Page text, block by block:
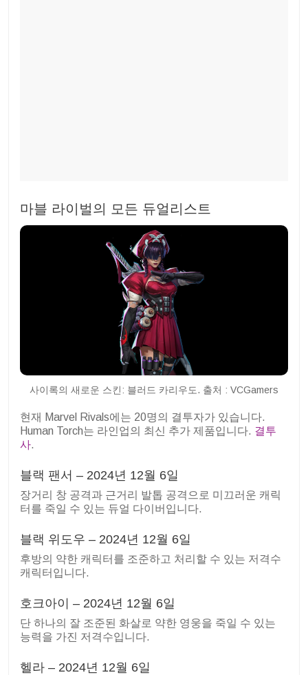
마블 라이벌의 모든 듀얼리스트
사이록의 새로운 스킨: 블러드 카리우도. 출처 : VCGamers
현재 Marvel Rivals에는 20명의 결투자가 있습니다.
Human Torch는 라인업의 최신 추가 제품입니다. 결투
사.
블랙 팬서 – 2024년 12월 6일
장거리 창 공격과 근거리 발톱 공격으로 미끄러운 캐릭
터를 죽일 수 있는 듀얼 다이버입니다.
블랙 위도우 – 2024년 12월 6일
후방의 약한 캐릭터를 조준하고 처리할 수 있는 저격수
캐릭터입니다.
호크아이 – 2024년 12월 6일
단 하나의 잘 조준된 화살로 약한 영웅을 죽일 수 있는
능력을 가진 저격수입니다.
헬라 – 2024년 12월 6일